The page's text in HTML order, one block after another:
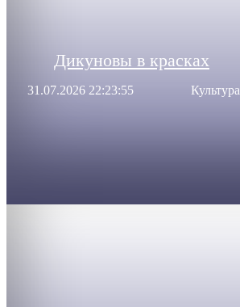
Дикуновы в красках
31.07.2026 22:23:55 Культура